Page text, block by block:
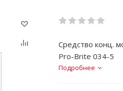
Средство конц.
Pro-Brite 034-5
Подробнее